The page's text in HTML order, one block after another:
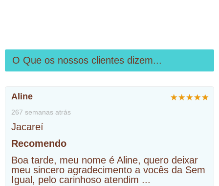
O Que os nossos clientes dizem...
Aline
267 semanas atrás
Jacareí
Recomendo
Boa tarde, meu nome é Aline, quero deixar
meu sincero agradecimento a vocês da Sem
Igual, pelo carinhoso atendim ...